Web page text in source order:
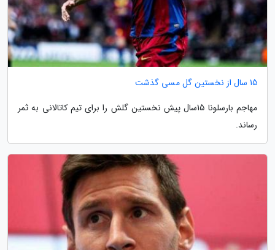
15 سال از نخستین گل مسی گذشت
مهاجم بارسلونا 15سال پیش نخستین گلش را برای تیم کاتالانی به ثمر
رساند.